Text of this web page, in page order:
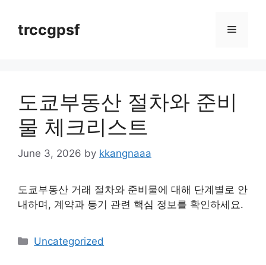
contenttrccgpsf Menu
도쿄부동산 절차와 준비
물 체크리스트
June 3, 2026 by kkangnaaa
도쿄부동산 거래 절차와 준비물에 대해 단계별로 안
내하며, 계약과 등기 관련 핵심 정보를 확인하세요.
Categories
Uncategorized